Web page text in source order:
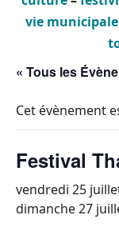
vie municipale
« Tous les
Cet évènement
Festival
vendredi 25
dimanche 27